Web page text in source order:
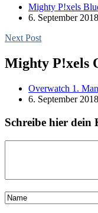
Mighty P!xels
6. September 2018
Next Post
Mighty P!xels
Overwatch 1.
6. September 2018
Schreibe hier dein